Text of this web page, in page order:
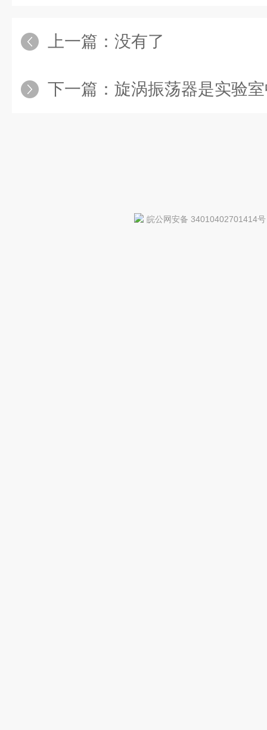
上一篇：没有了
下一篇： 旋涡振荡器是实验
皖公网安备 34010402701414号